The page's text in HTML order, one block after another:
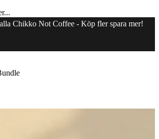
Chikko Not Coffee - Köp fler spara mer!